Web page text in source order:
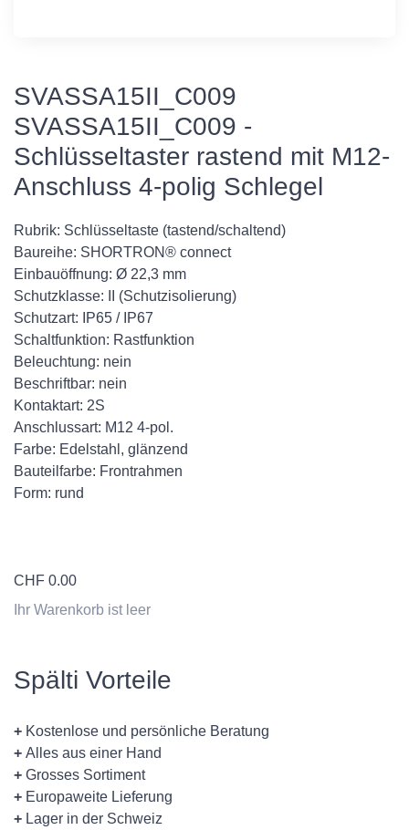
SVASSA15II_C009
SVASSA15II_C009 -
Schlüsseltaster rastend mit M12-
Anschluss 4-polig Schlegel
Rubrik: Schlüsseltaste (tastend/schaltend)
Baureihe: SHORTRON® connect
Einbauöffnung: Ø 22,3 mm
Schutzklasse: II (Schutzisolierung)
Schutzart: IP65 / IP67
Schaltfunktion: Rastfunktion
Beleuchtung: nein
Beschriftbar: nein
Kontaktart: 2S
Anschlussart: M12 4-pol.
Farbe: Edelstahl, glänzend
Bauteilfarbe: Frontrahmen
Form: rund
CHF 0.00
Ihr Warenkorb ist leer
Spälti Vorteile
+ Kostenlose und persönliche Beratung
+ Alles aus einer Hand
+ Grosses Sortiment
+ Europaweite Lieferung
+ Lager in der Schweiz